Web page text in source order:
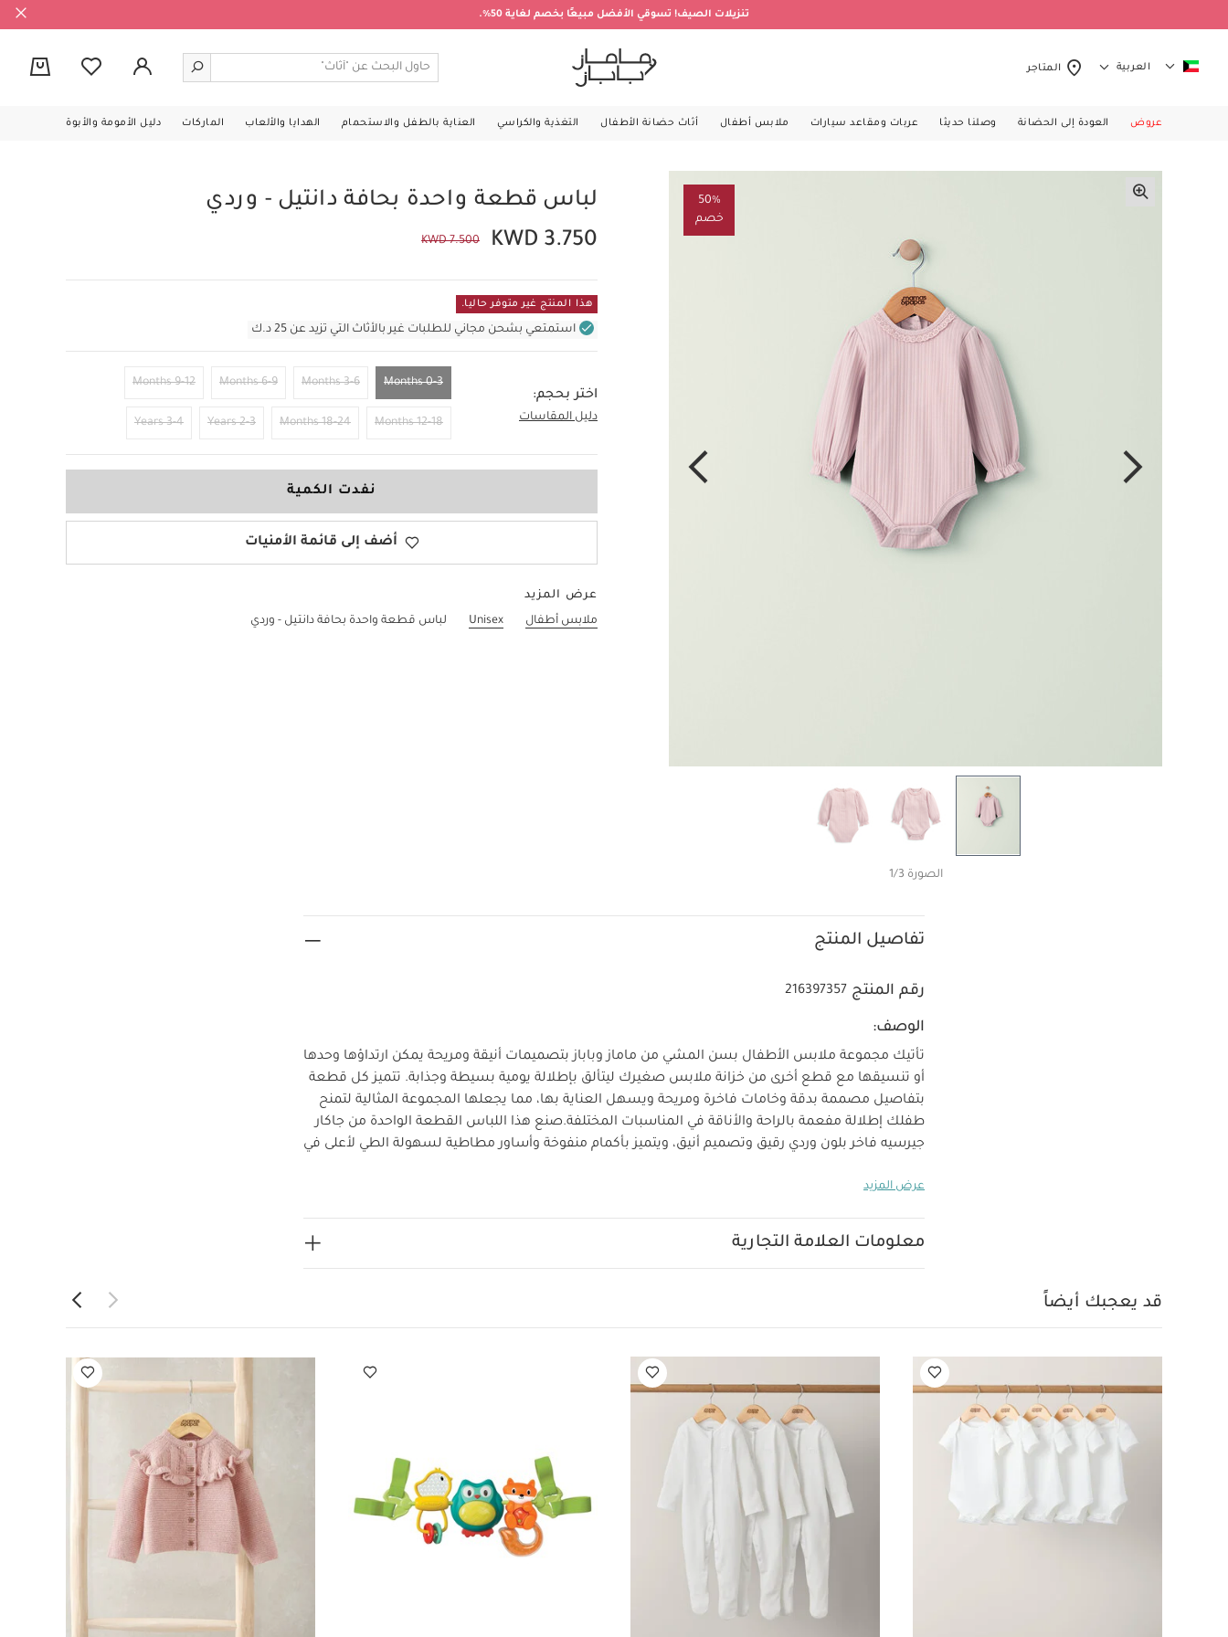
تنزيلات الصيف! تسوقي الأفضل مبيعًا بخصم لغاية 50%.
العربية المتاجر
عروض العودة إلى الحضانة وصلنا حديثا عربات ومقاعد سيارات ملابس أطفال أثاث حضانة الأطفال التغذية والكراسي العناية بالطفل والاستحمام الهدايا والألعاب الماركات دليل الأمومة والأبوة
50%
خصم
الصورة 1/3
لباس قطعة واحدة بحافة دانتيل - وردي
KWD 3.750
KWD 7.500
هذا المنتج غير متوفر حاليا.
استمتعي بشحن مجاني للطلبات غير بالأثاث التي تزيد عن 25 د.ك
اختر بحجم:
دليل المقاسات
0-3 Months
3-6 Months
6-9 Months
9-12 Months
12-18 Months
18-24 Months
2-3 Years
3-4 Years 0-3 Months
نفدت الكمية
أضف إلى قائمة الأمنيات
عرض المزيد
ملابس أطفال
Unisex لباس قطعة واحدة بحافة دانتيل - وردي
تفاصيل المنتج
رقم المنتج 216397357
الوصف:
تأتيك مجموعة ملابس الأطفال بسن المشي من ماماز وباباز بتصميمات أنيقة ومريحة يمكن ارتداؤها وحدها
أو تنسيقها مع قطع أخرى من خزانة ملابس صغيرك ليتألق بإطلالة يومية بسيطة وجذابة. تتميز كل قطعة
بتفاصيل مصممة بدقة وخامات فاخرة ومريحة ويسهل العناية بها، مما يجعلها المجموعة المثالية لتمنح
طفلك إطلالة مفعمة بالراحة والأناقة في المناسبات المختلفة.صنع هذا اللباس القطعة الواحدة من جاكار
جيرسيه فاخر بلون وردي رقيق وتصميم أنيق، ويتميز بأكمام منفوخة وأساور مطاطية لسهولة الطي لأعلى في
والتغيير. كما يتزين بحافة دانتيل قطن كروشيه على فتحة الرقبة لتضفي عليه لمسة أنيقة.
حافة كروشيه على فتحة الرقبة تضفي عليه لمسة أنيقة
باللون الوردي الفاتح
مجموعة فرشاة التدريب على غسل الأسنان جرو ويذ مي فريدا بيبي
عرض المزيد
معلومات العلامة التجارية
قد يعجبك أيضاً